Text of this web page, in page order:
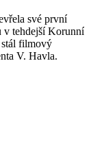
své první
v tehdejší Korunní
stál filmový
V. Havla.